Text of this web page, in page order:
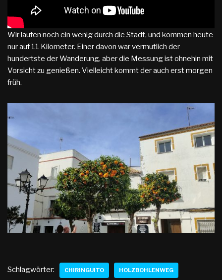
Wir laufen noch ein wenig durch die Stadt, und kommen heute
nur auf 11 Kilometer. Einer davon war vermutlich der
hundertste der Wanderung, aber die Messung ist ohnehin mit
Vorsicht zu genießen. Vielleicht kommt der auch erst morgen
früh.
Schlagwörter: CHIRINGUITO HOLZBOHLENWEG